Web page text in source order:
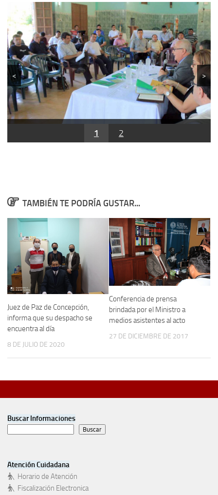
< >
1 2
TAMBIÉN TE PODRÍA GUSTAR...
Juez de Paz de Concepción,
informa que su despacho se
encuentra al día
8 DE JULIO DE 2020
Conferencia de prensa
brindada por el Ministro a
medios asistentes al acto
27 DE DICIEMBRE DE 2017
Buscar Informaciones
Buscar
Atención Cuidadana
Horario de Atención
Fiscalización Electronica